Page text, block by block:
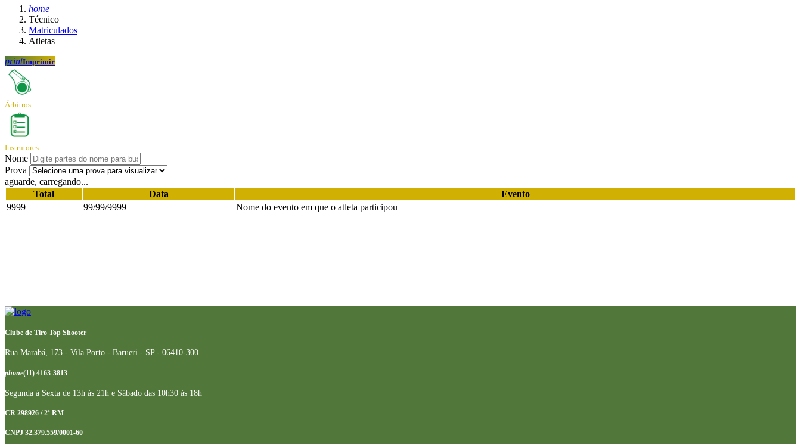
home
Técnico
Matriculados
Atletas
printImprimir
Árbitros
Instrutores
Nome
Prova
aguarde, carregando...
Total
Data
Evento
9999
99/99/9999 Nome do evento em que o atleta participou
Clube de Tiro Top Shooter
Rua Marabá, 173 - Vila Porto - Barueri - SP - 06410-300
phone(11) 4163-3813
Segunda à Sexta de 13h às 21h e Sábado das 10h30 às 18h
CR 298926 / 2ª RM
CNPJ 32.379.559/0001-60